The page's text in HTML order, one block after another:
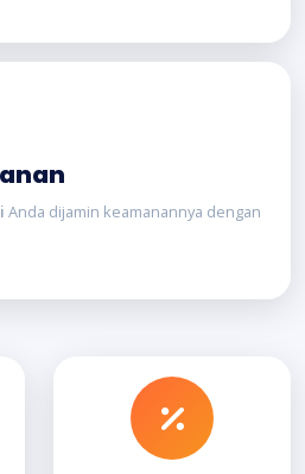
Anda dijamin keamanannya dengan